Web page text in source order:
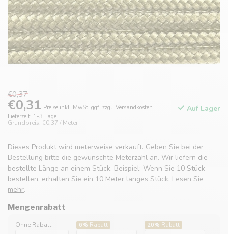
€0,37
€0,31 Preise inkl. MwSt. ggf. zzgl. Versandkosten.
Lieferzeit: 1-3 Tage
Grundpreis: €0,37 / Meter
Auf Lager
Dieses Produkt wird meterweise verkauft. Geben Sie bei der
Bestellung bitte die gewünschte Meterzahl an. Wir liefern die
bestellte Länge an einem Stück. Beispiel: Wenn Sie 10 Stück
bestellen, erhalten Sie ein 10 Meter langes Stück. Lesen Sie
mehr.
Mengenrabatt
Ohne Rabatt 6% Rabatt 20% Rabatt